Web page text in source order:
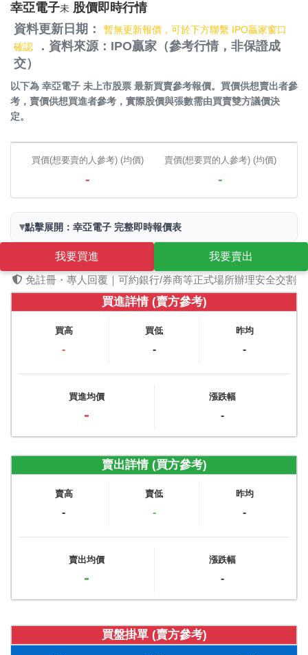
幸亞電子未 股價即時行情
資料更新日期：
暫無更新報價，可於下方聯繫 IPO贏家窗口
確認
．資料來源：IPO贏家（參考行情，非保證成
交）
以下為 幸亞電子 未上市股票 最新買賣參考報價。買價供想賣出者參
考，賣價供想買進者參考，實際股價與張數需由買賣雙方議價決
定。
買價(想要賣的人參考) (均價)
-
賣價(想要買的人參考) (均價)
-
▾點擊展開：幸亞電子 完整即時報價表
我要買進
我要賣出
免註冊・專人回覆｜可約銀行/券商等正式場所辦理安全交割
買進詳情 (賣方參考)
買高
-
買低
-
昨均
-
買進均價
-
漲跌幅
-
賣出詳情 (買方參考)
賣高
-
賣低
-
昨均
-
賣出均價
-
漲跌幅
-
買盤掛單 (賣方參考)